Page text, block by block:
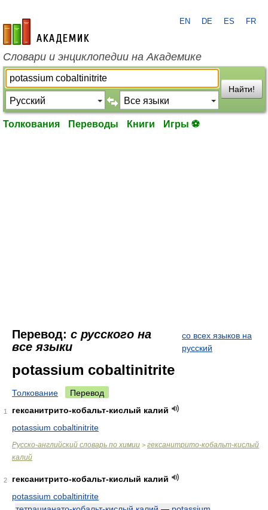
academic.ru
EN DE ES FR
Словари и энциклопедии на Академике
Найти!
Толкования Переводы Книги Игры ⚽
Перевод: с русского на
все языки
со всех языков на
русский
potassium cobaltinitrite
Толкование Перевод
1
гексанитрито-кобальт-кислый калий
potassium cobaltinitrite
Русско-английский словарь по химии > гексанитрито-кобальт-кислый
калий
2
гексанитрито-кобальт-кислый калий
potassium cobaltinitrite